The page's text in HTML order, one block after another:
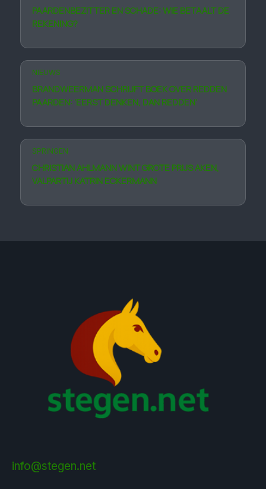
PAARDENBEZITTER EN SCHADE: WIE BETAALT DE
REKENING?
NIEUWS
BRANDWEERMAN SCHRIJFT BOEK OVER REDDEN
PAARDEN: ‘EERST DENKEN, DAN REDDEN’
SPRINGEN
CHRISTIAN AHLMANN WINT GROTE PRIJS AKEN,
VALPARTIJ KATRIN ECKERMANN
info@stegen.net